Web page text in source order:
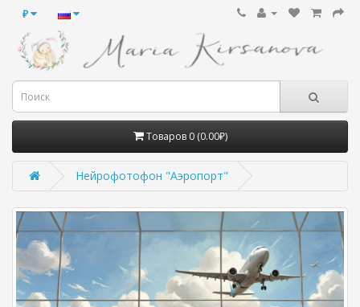
₽
Товаров 0 (0.00₽)
Нейрофотофон "Аэропорт"